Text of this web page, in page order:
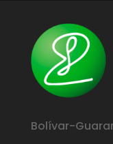
Bolívar-